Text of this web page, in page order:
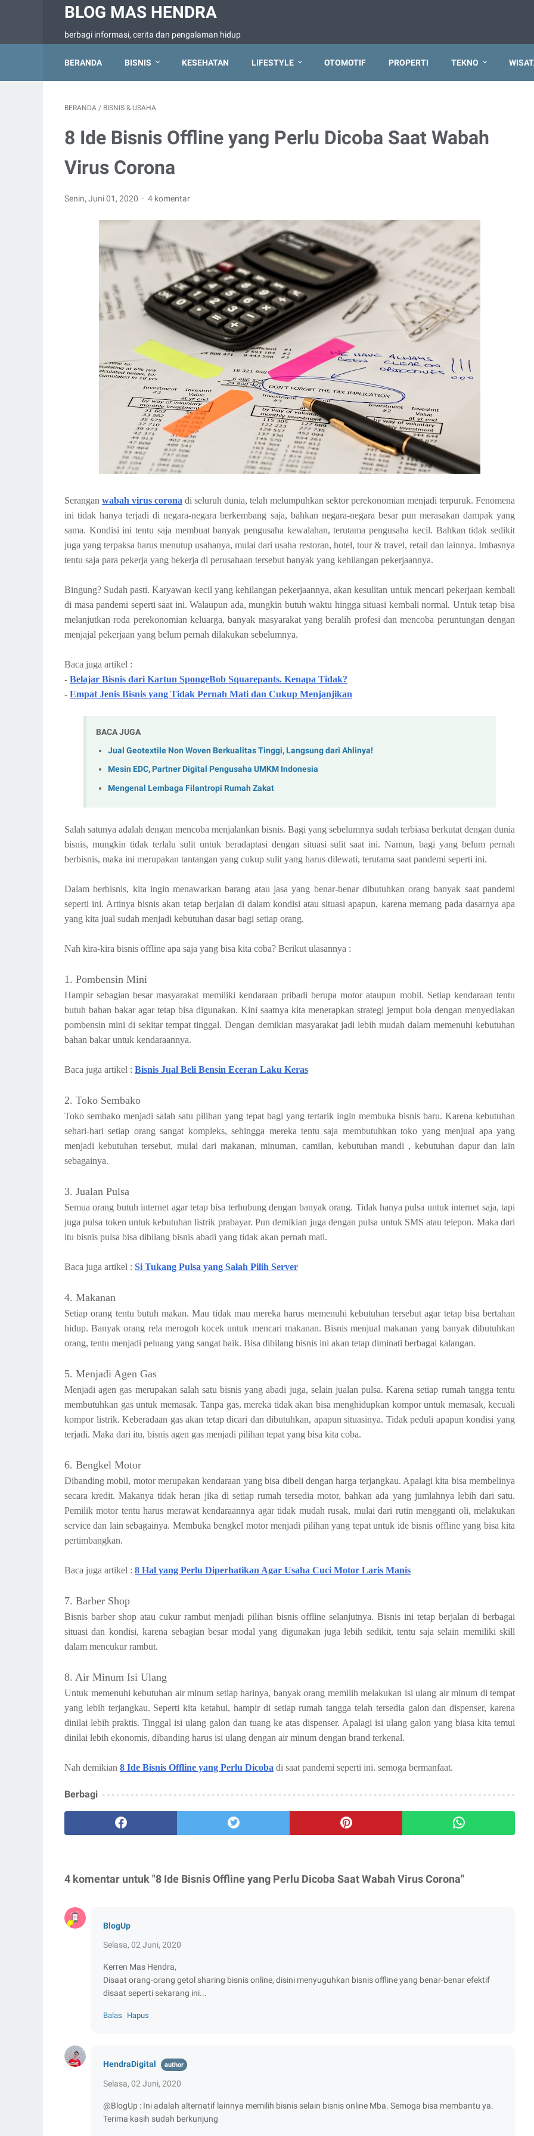
BLOG MAS HENDRA
berbagi informasi, cerita dan pengalaman hidup
BERANDA BISNIS KESEHATAN LIFESTYLE OTOMOTIF PROPERTI TEKNO
BERANDA / BISNIS & USAHA
8 Ide Bisnis Offline yang Perlu Dicoba Saat Wabah
Virus Corona
Senin, Juni 01, 2020 4 komentar
Serangan wabah virus corona di seluruh dunia, telah melumpuhkan sektor perekonomian menjadi terpuruk. Fenomena
ini tidak hanya terjadi di negara-negara berkembang saja, bahkan negara-negara besar pun merasakan dampak yang
sama. Kondisi ini tentu saja membuat banyak pengusaha kewalahan, terutama pengusaha kecil. Bahkan tidak sedikit
juga yang terpaksa harus menutup usahanya, mulai dari usaha restoran, hotel, tour & travel, retail dan lainnya. Imbasnya
tentu saja para pekerja yang bekerja di perusahaan tersebut banyak yang kehilangan pekerjaannya.
Bingung? Sudah pasti. Karyawan kecil yang kehilangan pekerjaannya, akan kesulitan untuk mencari pekerjaan kembali
di masa pandemi seperti saat ini. Walaupun ada, mungkin butuh waktu hingga situasi kembali normal. Untuk tetap bisa
melanjutkan roda perekonomian keluarga, banyak masyarakat yang beralih profesi dan mencoba peruntungan dengan
menjajal pekerjaan yang belum pernah dilakukan sebelumnya.
Baca juga artikel :
- Belajar Bisnis dari Kartun SpongeBob Squarepants. Kenapa Tidak?
- Empat Jenis Bisnis yang Tidak Pernah Mati dan Cukup Menjanjikan
BACA JUGA
Jual Geotextile Non Woven Berkualitas Tinggi, Langsung dari Ahlinya!
Mesin EDC, Partner Digital Pengusaha UMKM Indonesia
Mengenal Lembaga Filantropi Rumah Zakat
Salah satunya adalah dengan mencoba menjalankan bisnis. Bagi yang sebelumnya sudah terbiasa berkutat dengan dunia
bisnis, mungkin tidak terlalu sulit untuk beradaptasi dengan situasi sulit saat ini. Namun, bagi yang belum pernah
berbisnis, maka ini merupakan tantangan yang cukup sulit yang harus dilewati, terutama saat pandemi seperti ini.
Dalam berbisnis, kita ingin menawarkan barang atau jasa yang benar-benar dibutuhkan orang banyak saat pandemi
seperti ini. Artinya bisnis akan tetap berjalan di dalam kondisi atau situasi apapun, karena memang pada dasarnya apa
yang kita jual sudah menjadi kebutuhan dasar bagi setiap orang.
Nah kira-kira bisnis offline apa saja yang bisa kita coba? Berikut ulasannya :
1. Pombensin Mini
Hampir sebagian besar masyarakat memiliki kendaraan pribadi berupa motor ataupun mobil. Setiap kendaraan tentu
butuh bahan bakar agar tetap bisa digunakan. Kini saatnya kita menerapkan strategi jemput bola dengan menyediakan
pombensin mini di sekitar tempat tinggal. Dengan demikian masyarakat jadi lebih mudah dalam memenuhi kebutuhan
bahan bakar untuk kendaraannya.
Baca juga artikel : Bisnis Jual Beli Bensin Eceran Laku Keras
2. Toko Sembako
Toko sembako menjadi salah satu pilihan yang tepat bagi yang tertarik ingin membuka bisnis baru. Karena kebutuhan
sehari-hari setiap orang sangat kompleks, sehingga mereka tentu saja membutuhkan toko yang menjual apa yang
menjadi kebutuhan tersebut, mulai dari makanan, minuman, camilan, kebutuhan mandi , kebutuhan dapur dan lain
sebagainya.
3. Jualan Pulsa
Semua orang butuh internet agar tetap bisa terhubung dengan banyak orang. Tidak hanya pulsa untuk internet saja, tapi
juga pulsa token untuk kebutuhan listrik prabayar. Pun demikian juga dengan pulsa untuk SMS atau telepon. Maka dari
itu bisnis pulsa bisa dibilang bisnis abadi yang tidak akan pernah mati.
Baca juga artikel : Si Tukang Pulsa yang Salah Pilih Server
4. Makanan
Setiap orang tentu butuh makan. Mau tidak mau mereka harus memenuhi kebutuhan tersebut agar tetap bisa bertahan
hidup. Banyak orang rela merogoh kocek untuk mencari makanan. Bisnis menjual makanan yang banyak dibutuhkan
orang, tentu menjadi peluang yang sangat baik. Bisa dibilang bisnis ini akan tetap diminati berbagai kalangan.
5. Menjadi Agen Gas
Menjadi agen gas merupakan salah satu bisnis yang abadi juga, selain jualan pulsa. Karena setiap rumah tangga tentu
membutuhkan gas untuk memasak. Tanpa gas, mereka tidak akan bisa menghidupkan kompor untuk memasak, kecuali
kompor listrik. Keberadaan gas akan tetap dicari dan dibutuhkan, apapun situasinya. Tidak peduli apapun kondisi yang
terjadi. Maka dari itu, bisnis agen gas menjadi pilihan tepat yang bisa kita coba.
6. Bengkel Motor
Dibanding mobil, motor merupakan kendaraan yang bisa dibeli dengan harga terjangkau. Apalagi kita bisa membelinya
secara kredit. Makanya tidak heran jika di setiap rumah tersedia motor, bahkan ada yang jumlahnya lebih dari satu.
Pemilik motor tentu harus merawat kendaraannya agar tidak mudah rusak, mulai dari rutin mengganti oli, melakukan
service dan lain sebagainya. Membuka bengkel motor menjadi pilihan yang tepat untuk ide bisnis offline yang bisa kita
pertimbangkan.
Baca juga artikel : 8 Hal yang Perlu Diperhatikan Agar Usaha Cuci Motor Laris Manis
7. Barber Shop
Bisnis barber shop atau cukur rambut menjadi pilihan bisnis offline selanjutnya. Bisnis ini tetap berjalan di berbagai
situasi dan kondisi, karena sebagian besar modal yang digunakan juga lebih sedikit, tentu saja selain memiliki skill
dalam mencukur rambut.
8. Air Minum Isi Ulang
Untuk memenuhi kebutuhan air minum setiap harinya, banyak orang memilih melakukan isi ulang air minum di tempat
yang lebih terjangkau. Seperti kita ketahui, hampir di setiap rumah tangga telah tersedia galon dan dispenser, karena
dinilai lebih praktis. Tinggal isi ulang galon dan tuang ke atas dispenser. Apalagi isi ulang galon yang biasa kita temui
dinilai lebih ekonomis, dibanding harus isi ulang dengan air minum dengan brand terkenal.
Nah demikian 8 Ide Bisnis Offline yang Perlu Dicoba di saat pandemi seperti ini. semoga bermanfaat.
Berbagi
4 komentar untuk "8 Ide Bisnis Offline yang Perlu Dicoba Saat Wabah Virus Corona"
BlogUp
Selasa, 02 Juni, 2020
Kerren Mas Hendra,
Disaat orang-orang getol sharing bisnis online, disini menyuguhkan bisnis offline yang benar-benar efektif
disaat seperti sekarang ini...
Balas Hapus
HendraDigital
Selasa, 02 Juni, 2020
@BlogUp : Ini adalah alternatif lainnya memilih bisnis selain bisnis online Mba. Semoga bisa membantu ya.
Terima kasih sudah berkunjung